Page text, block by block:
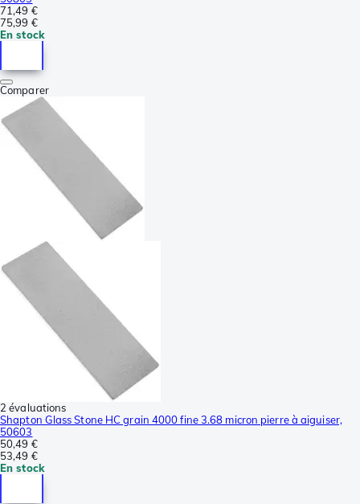
71,49 €
75,99 €
En stock
Comparer
2 évaluations
Shapton Glass Stone HC grain 4000 fine 3.68 micron pierre à aiguiser,
50603
50,49 €
53,49 €
En stock